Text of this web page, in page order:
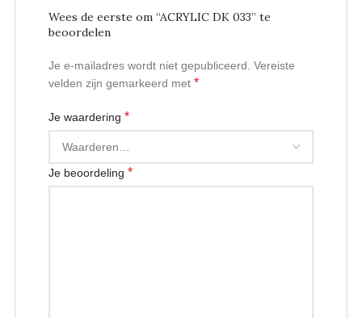
Wees de eerste om “ACRYLIC DK 033” te
beoordelen
Je e-mailadres wordt niet gepubliceerd. Vereiste
velden zijn gemarkeerd met *
Je waardering *
Je beoordeling *